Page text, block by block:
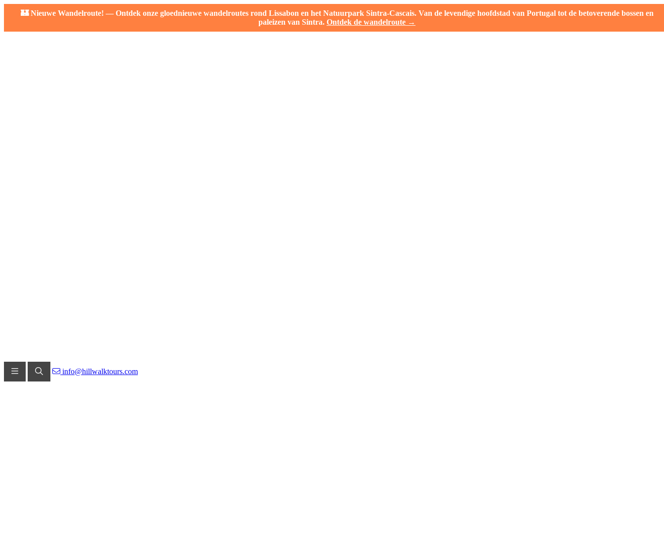
🏰 Nieuwe Wandelroute! — Ontdek onze gloednieuwe wandelroutes rond Lissabon en het Natuurpark Sintra-Cascais. Van de levendige hoofdstad van Portugal tot de betoverende bossen en
paleizen van Sintra. Ontdek de wandelroute →
info@hillwalktours.com